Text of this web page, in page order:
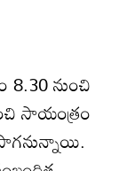
నుంచి
సాయంత్రం